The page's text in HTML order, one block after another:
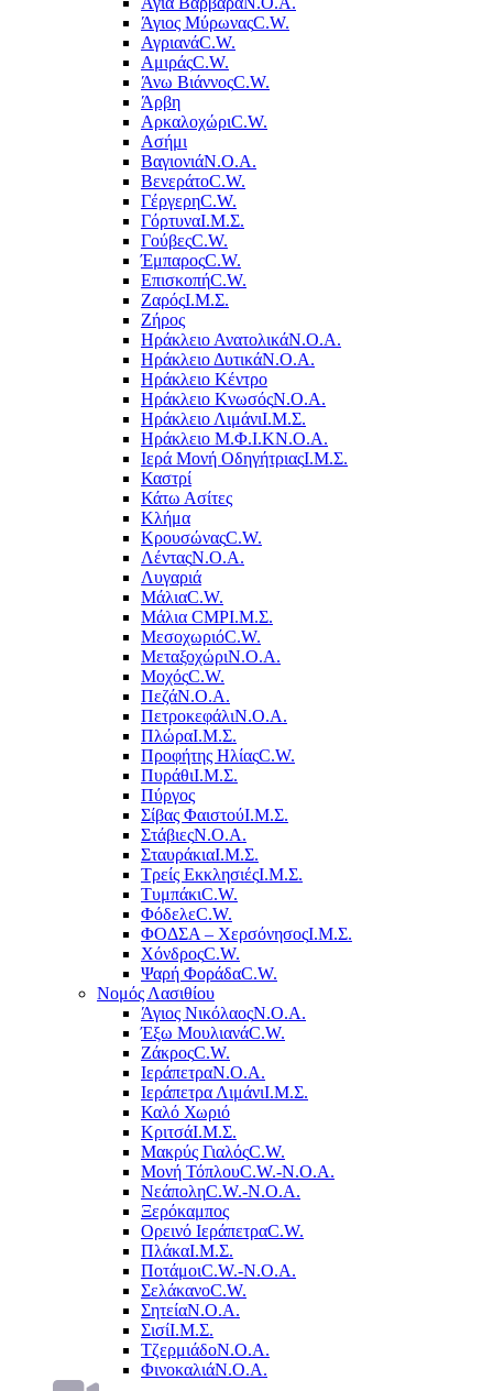
Άγιος ΜύρωναςC.W.
ΑγριανάC.W.
ΑμιράςC.W.
Άνω ΒιάννοςC.W.
Άρβη
ΑρκαλοχώριC.W.
Ασήμι
ΒαγιονιάΝ.Ο.Α.
ΒενεράτοC.W.
ΓέργερηC.W.
ΓόρτυναΙ.Μ.Σ.
ΓούβεςC.W.
ΈμπαροςC.W.
ΕπισκοπήC.W.
ΖαρόςΙ.Μ.Σ.
Ζήρος
Ηράκλειο ΑνατολικάΝ.Ο.Α.
Ηράκλειο ΔυτικάΝ.Ο.Α.
Ηράκλειο Κέντρο
Ηράκλειο ΚνωσόςΝ.Ο.Α.
Ηράκλειο ΛιμάνιΙ.Μ.Σ.
Ηράκλειο Μ.Φ.Ι.ΚΝ.Ο.Α.
Ιερά Μονή ΟδηγήτριαςΙ.Μ.Σ.
Καστρί
Κάτω Ασίτες
Κλήμα
ΚρουσώναςC.W.
ΛένταςΝ.Ο.Α.
Λυγαριά
ΜάλιαC.W.
Μάλια CMPΙ.Μ.Σ.
ΜεσοχωριόC.W.
ΜεταξοχώριΝ.Ο.Α.
ΜοχόςC.W.
ΠεζάΝ.Ο.Α.
ΠετροκεφάλιΝ.Ο.Α.
ΠλώραΙ.Μ.Σ.
Προφήτης ΗλίαςC.W.
ΠυράθιΙ.Μ.Σ.
Πύργος
Σίβας ΦαιστούΙ.Μ.Σ.
ΣτάβιεςΝ.Ο.Α.
ΣταυράκιαΙ.Μ.Σ.
Τρείς ΕκκλησιέςΙ.Μ.Σ.
ΤυμπάκιC.W.
ΦόδελεC.W.
ΦΟΔΣΑ – ΧερσόνησοςΙ.Μ.Σ.
ΧόνδροςC.W.
Ψαρή ΦοράδαC.W.
Νομός Λασιθίου
Άγιος ΝικόλαοςΝ.Ο.Α.
Έξω ΜουλιανάC.W.
ΖάκροςC.W.
ΙεράπετραΝ.Ο.Α.
Ιεράπετρα ΛιμάνιΙ.Μ.Σ.
Καλό Χωριό
ΚριτσάΙ.Μ.Σ.
Μακρύς ΓιαλόςC.W.
Μονή ΤόπλουC.W.-Ν.Ο.Α.
ΝεάποληC.W.-Ν.Ο.Α.
Ξερόκαμπος
Ορεινό ΙεράπετραC.W.
ΠλάκαΙ.Μ.Σ.
ΠοτάμοιC.W.-Ν.Ο.Α.
ΣελάκανοC.W.
ΣητείαΝ.Ο.Α.
ΣισίΙ.Μ.Σ.
ΤζερμιάδοΝ.Ο.Α.
ΦινοκαλιάΝ.Ο.Α.